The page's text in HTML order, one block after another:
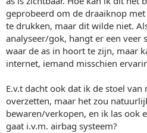
geprobeerd om de draaiknop
te drukken, maar dit wilde niet.
analyseer/gok, hangt er een veer
waar de as in hoort te zijn, maar
internet, iemand misschien
E.v.t dacht ook dat ik de stoel van
overzetten, maar het zou
bewaren/verkopen, en ik las ook
gaat i.v.m. airbag systeem?